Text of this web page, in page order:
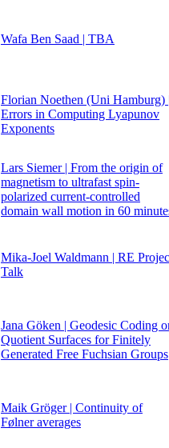
Wafa Ben Saad | TBA
Florian Noethen (Uni Hamburg) |
Errors in Computing Lyapunov
Exponents
Lars Siemer | From the origin of
magnetism to ultrafast spin-
polarized current-controlled
domain wall motion in 60
Mika-Joel Waldmann | RE
Talk
Jana Göken | Geodesic Coding
Quotient Surfaces for Finitely
Generated Free Fuchsian Groups
Maik Gröger | Continuity of
Følner averages